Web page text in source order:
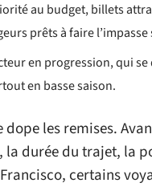
au budget, billets
prêts à faire
en progression, qui
en basse saison.
dope les remises.
durée du trajet, la
certains